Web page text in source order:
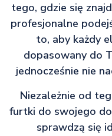
tego, gdzie się
profesjonalne
to, aby każdy
dopasowany do
jednocześnie nie
Niezależnie od
furtki do swojego
sprawdzą się